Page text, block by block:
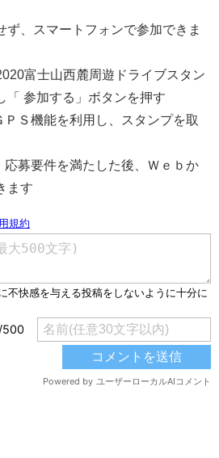
ず、スマートフォンで参加できま
富士山西麓周遊ドライブスタン
「 参加する」ボタンを押す
ＰＳ機能を利用し、スタンプを取
応募要件を満たした後、Ｗｅｂか
ます